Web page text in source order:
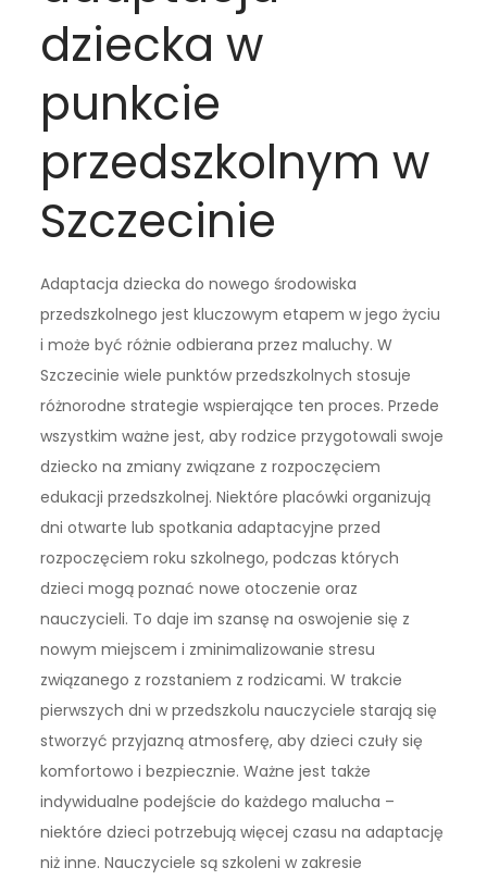
dziecka w
punkcie
przedszkolnym w
Szczecinie
Adaptacja dziecka do nowego środowiska
przedszkolnego jest kluczowym etapem w jego życiu
i może być różnie odbierana przez maluchy. W
Szczecinie wiele punktów przedszkolnych stosuje
różnorodne strategie wspierające ten proces. Przede
wszystkim ważne jest, aby rodzice przygotowali swoje
dziecko na zmiany związane z rozpoczęciem
edukacji przedszkolnej. Niektóre placówki organizują
dni otwarte lub spotkania adaptacyjne przed
rozpoczęciem roku szkolnego, podczas których
dzieci mogą poznać nowe otoczenie oraz
nauczycieli. To daje im szansę na oswojenie się z
nowym miejscem i zminimalizowanie stresu
związanego z rozstaniem z rodzicami. W trakcie
pierwszych dni w przedszkolu nauczyciele starają się
stworzyć przyjazną atmosferę, aby dzieci czuły się
komfortowo i bezpiecznie. Ważne jest także
indywidualne podejście do każdego malucha –
niektóre dzieci potrzebują więcej czasu na adaptację
niż inne. Nauczyciele są szkoleni w zakresie